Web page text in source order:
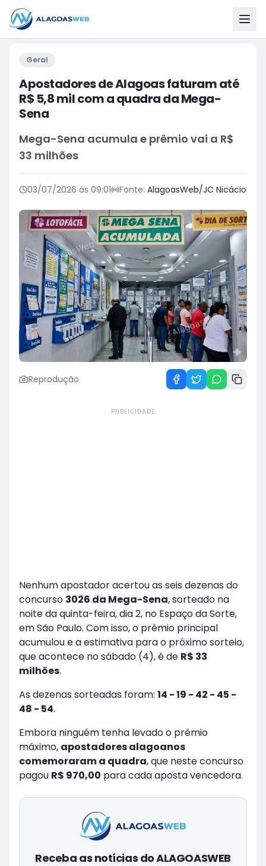
Geral
Apostadores de Alagoas faturam até
R$ 5,8 mil com a quadra da Mega-
Sena
Mega-Sena acumula e prêmio vai a R$
33 milhões
03/07/2026 às 09:01 Fonte: AlagoasWeb/JC Nicácio
Reprodução
PUBLICIDADE
Nenhum apostador acertou as seis dezenas do
concurso 3026 da Mega-Sena, sorteado na
noite da quinta-feira, dia 2, no Espaço da Sorte,
em São Paulo. Com isso, o prêmio principal
acumulou e a estimativa para o próximo sorteio,
que acontece no sábado (4), é de R$ 33
milhões.
As dezenas sorteadas foram: 14 - 19 - 42 - 45 -
48 - 54.
Embora ninguém tenha levado o prêmio
máximo, apostadores alagoanos
comemoraram a quadra, que neste concurso
pagou R$ 970,00 para cada aposta vencedora.
Receba as notícias do ALAGOASWEB